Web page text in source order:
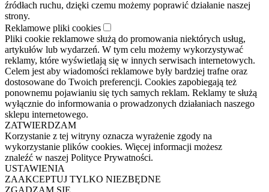
źródłach ruchu, dzięki czemu możemy poprawić działanie naszej
strony.
Reklamowe pliki cookies
Pliki cookie reklamowe służą do promowania niektórych usług,
artykułów lub wydarzeń. W tym celu możemy wykorzystywać
reklamy, które wyświetlają się w innych serwisach internetowych.
Celem jest aby wiadomości reklamowe były bardziej trafne oraz
dostosowane do Twoich preferencji. Cookies zapobiegają też
ponownemu pojawianiu się tych samych reklam. Reklamy te służą
wyłącznie do informowania o prowadzonych działaniach naszego
sklepu internetowego.
ZATWIERDZAM
Korzystanie z tej witryny oznacza wyrażenie zgody na
wykorzystanie plików cookies. Więcej informacji możesz
znaleźć w naszej Polityce Prywatności.
USTAWIENIA
ZAAKCEPTUJ TYLKO NIEZBĘDNE